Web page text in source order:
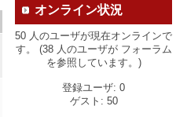
オンライン状況
50 人のユーザが現在オンラインで
す。 (38 人のユーザが フォーラム
を参照しています。)
登録ユーザ: 0
ゲスト: 50